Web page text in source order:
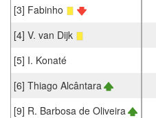
[3] Fabinho
[4] V. van Dijk
[5] I. Konaté
[6] Thiago Alcântara
[9] R. Barbosa de Oliveira